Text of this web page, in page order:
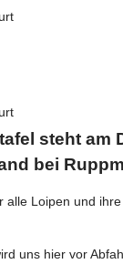
steht am
bei
alle Loipen und
uns hier vor